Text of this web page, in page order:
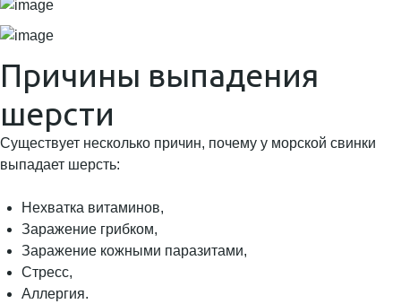
Причины выпадения
шерсти
Существует несколько причин, почему у морской свинки
выпадает шерсть:
Нехватка витаминов,
Заражение грибком,
Заражение кожными паразитами,
Стресс,
Аллергия.